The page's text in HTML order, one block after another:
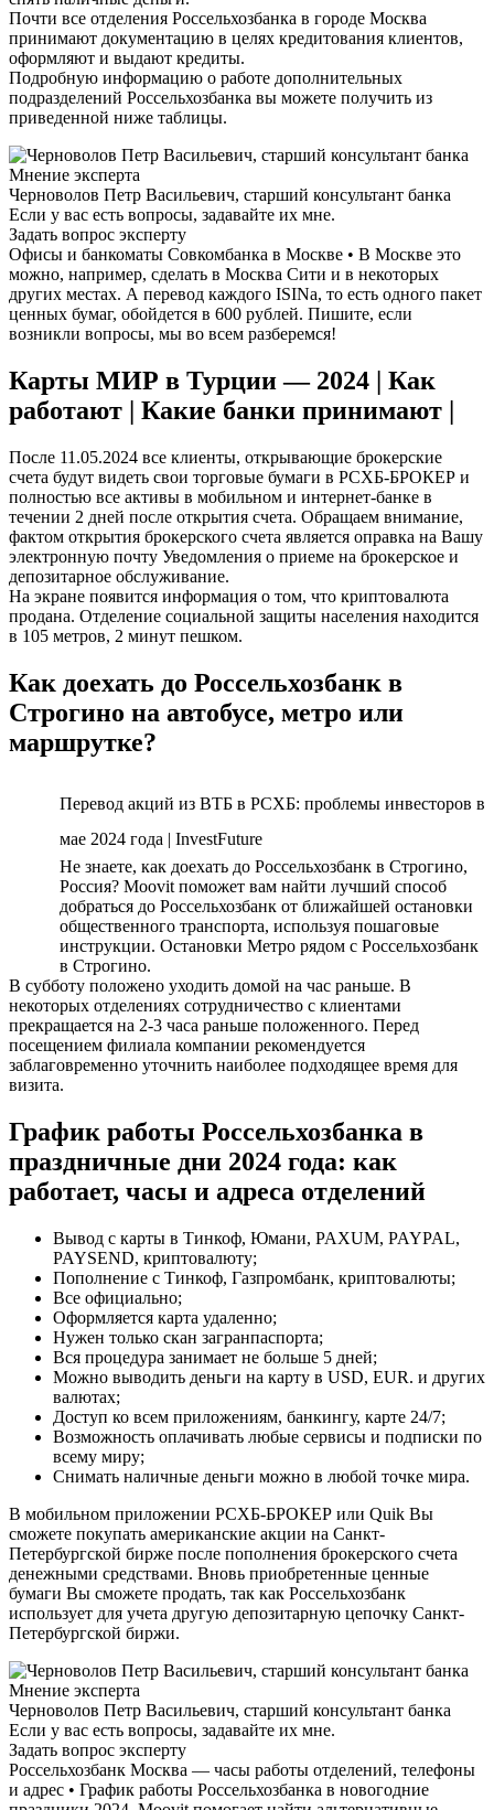
Почти все отделения Россельхозбанка в городе Москва
принимают документацию в целях кредитования клиентов,
оформляют и выдают кредиты.
Подробную информацию о работе дополнительных
подразделений Россельхозбанка вы можете получить из
приведенной ниже таблицы.
Мнение эксперта
Черноволов Петр Васильевич, старший консультант банка
Если у вас есть вопросы, задавайте их мне.
Задать вопрос эксперту
Офисы и банкоматы Совкомбанка в Москве • В Москве это
можно, например, сделать в Москва Сити и в некоторых
других местах. А перевод каждого ISINа, то есть одного пакет
ценных бумаг, обойдется в 600 рублей. Пишите, если
возникли вопросы, мы во всем разберемся!
Карты МИР в Турции — 2024 | Как
работают | Какие банки принимают |
После 11.05.2024 все клиенты, открывающие брокерские
счета будут видеть свои торговые бумаги в РСХБ-БРОКЕР и
полностью все активы в мобильном и интернет-банке в
течении 2 дней после открытия счета. Обращаем внимание,
фактом открытия брокерского счета является оправка на Вашу
электронную почту Уведомления о приеме на брокерское и
депозитарное обслуживание.
На экране появится информация о том, что криптовалюта
продана. Отделение социальной защиты населения находится
в 105 метров, 2 минут пешком.
Как доехать до Россельхозбанк в
Строгино на автобусе, метро или
маршрутке?
Перевод акций из ВТБ в РСХБ: проблемы инвесторов в
мае 2024 года | InvestFuture
Не знаете, как доехать до Россельхозбанк в Строгино,
Россия? Moovit поможет вам найти лучший способ
добраться до Россельхозбанк от ближайшей остановки
общественного транспорта, используя пошаговые
инструкции. Остановки Метро рядом с Россельхозбанк
в Строгино.
В субботу положено уходить домой на час раньше. В
некоторых отделениях сотрудничество с клиентами
прекращается на 2-3 часа раньше положенного. Перед
посещением филиала компании рекомендуется
заблаговременно уточнить наиболее подходящее время для
визита.
График работы Россельхозбанка в
праздничные дни 2024 года: как
работает, часы и адреса отделений
Вывод с карты в Тинкоф, Юмани, PAXUM, PAYPAL,
PAYSEND, криптовалюту;
Пополнение с Тинкоф, Газпромбанк, криптовалюты;
Все официально;
Оформляется карта удаленно;
Нужен только скан загранпаспорта;
Вся процедура занимает не больше 5 дней;
Можно выводить деньги на карту в USD, EUR. и других
валютах;
Доступ ко всем приложениям, банкингу, карте 24/7;
Возможность оплачивать любые сервисы и подписки по
всему миру;
Снимать наличные деньги можно в любой точке мира.
В мобильном приложении РСХБ-БРОКЕР или Quik Вы
сможете покупать американские акции на Санкт-
Петербургской бирже после пополнения брокерского счета
денежными средствами. Вновь приобретенные ценные
бумаги Вы сможете продать, так как Россельхозбанк
использует для учета другую депозитарную цепочку Санкт-
Петербургской биржи.
Мнение эксперта
Черноволов Петр Васильевич, старший консультант банка
Если у вас есть вопросы, задавайте их мне.
Задать вопрос эксперту
Россельхозбанк Москва — часы работы отделений, телефоны
и адрес • График работы Россельхозбанка в новогодние